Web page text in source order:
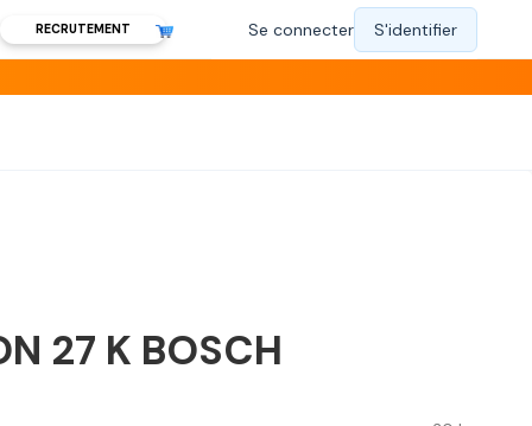
RECRUTEMENT
27 K BOSCH